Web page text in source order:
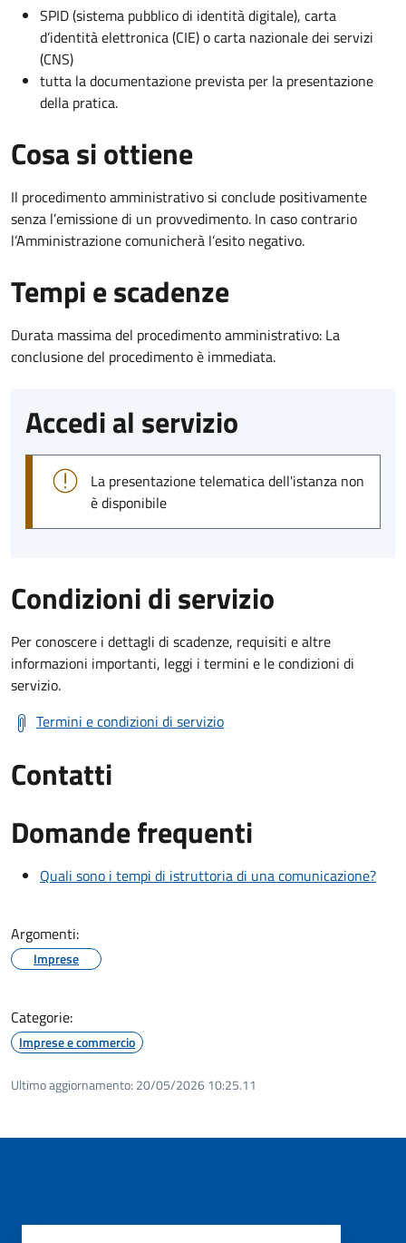
SPID (sistema pubblico di identità digitale), carta
d’identità elettronica (CIE) o carta nazionale dei servizi
(CNS)
tutta la documentazione prevista per la presentazione
della pratica.
Cosa si ottiene
Il procedimento amministrativo si conclude positivamente
senza l’emissione di un provvedimento. In caso contrario
l’Amministrazione comunicherà l’esito negativo.
Tempi e scadenze
Durata massima del procedimento amministrativo: La
conclusione del procedimento è immediata.
Accedi al servizio
La presentazione telematica dell'istanza non
è disponibile
Condizioni di servizio
Per conoscere i dettagli di scadenze, requisiti e altre
informazioni importanti, leggi i termini e le condizioni di
servizio.
Termini e condizioni di servizio
Contatti
Domande frequenti
Quali sono i tempi di istruttoria di una comunicazione?
Argomenti:
Imprese
Categorie:
Imprese e commercio
Ultimo aggiornamento: 20/05/2026 10:25.11